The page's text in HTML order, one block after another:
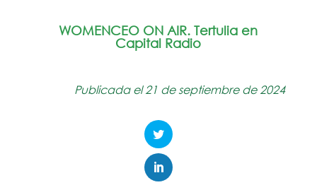
WOMENCEO ON AIR. Tertulia en
Capital Radio
Publicada el 21 de septiembre de 2024